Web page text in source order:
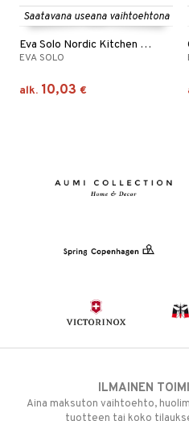
Saatavana useana vaihtoehtona
Eva Solo Nordic Kitchen Kulho
EVA SOLO
alk. 10,03 €
ILMAINEN
Aina maksuton vaihtoehto,